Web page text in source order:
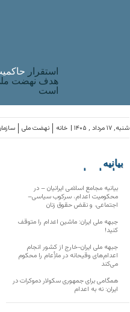
استقرار
هدف نهضت
است
نهضت ملی خانه شنبه, ۱۷ مرداد , ۱۴۰۵ |
بیانیه
سازمان‌های
بیانیه مجامع اسلامی ایرانیان – در
محکومیت اعدام، سرکوب سیاسی–
اجتماعی، و نقض حقوق زنان
جبهه ملی ایران: ماشین اعدام را متوقف
کنید!
جبهه ملی ایران-خارج از کشور انجام
اعدام‌های وقیحانه در ملأِعام را محکوم
می‌کند
همگامی برای جمهوری سکولار دموکرات در
ایران: نه به اعدام